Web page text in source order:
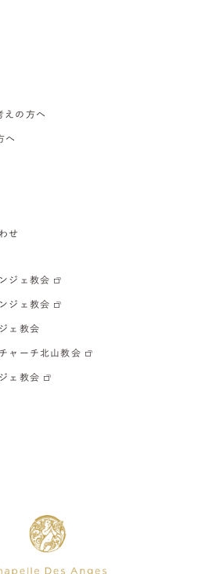
えの方へ
へ
せ
ジェ教会
ジェ教会
ェ教会
ャーチ北山教会
ェ教会